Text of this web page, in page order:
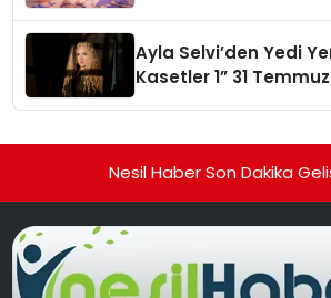
Ayla Selvi’den Yedi
Kasetler 1” 31
Nesil Haber Son Dakika